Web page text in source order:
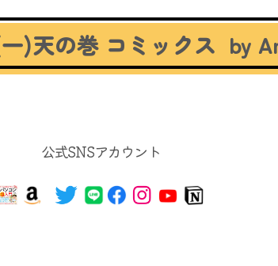
)天の巻 コミックス by
公式SNSアカウント